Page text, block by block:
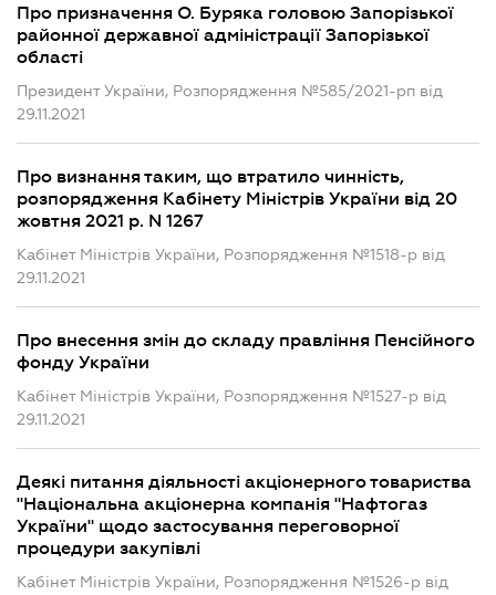
Про призначення О. Буряка головою Запорізької
районної державної адміністрації Запорізької
області
Президент України, Розпорядження №585/2021-рп від
29.11.2021
Про визнання таким, що втратило чинність,
розпорядження Кабінету Міністрів України від 20
жовтня 2021 р. N 1267
Кабінет Міністрів України, Розпорядження №1518-р від
29.11.2021
Про внесення змін до складу правління Пенсійного
фонду України
Кабінет Міністрів України, Розпорядження №1527-р від
29.11.2021
Деякі питання діяльності акціонерного товариства
"Національна акціонерна компанія "Нафтогаз
України" щодо застосування переговорної
процедури закупівлі
Кабінет Міністрів України, Розпорядження №1526-р від